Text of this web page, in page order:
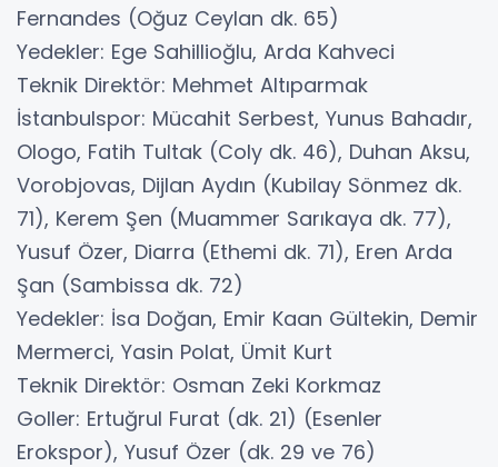
Fernandes (Oğuz Ceylan dk. 65)
Yedekler: Ege Sahillioğlu, Arda Kahveci
Teknik Direktör: Mehmet Altıparmak
İstanbulspor: Mücahit Serbest, Yunus Bahadır,
Ologo, Fatih Tultak (Coly dk. 46), Duhan Aksu,
Vorobjovas, Dijlan Aydın (Kubilay Sönmez dk.
71), Kerem Şen (Muammer Sarıkaya dk. 77),
Yusuf Özer, Diarra (Ethemi dk. 71), Eren Arda
Şan (Sambissa dk. 72)
Yedekler: İsa Doğan, Emir Kaan Gültekin, Demir
Mermerci, Yasin Polat, Ümit Kurt
Teknik Direktör: Osman Zeki Korkmaz
Goller: Ertuğrul Furat (dk. 21) (Esenler
Erokspor), Yusuf Özer (dk. 29 ve 76)